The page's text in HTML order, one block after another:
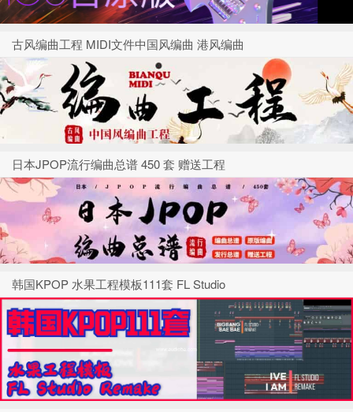
古风编曲工程 MIDI文件中国风编曲 港风编曲
日本JPOP流行编曲总谱 450 套 赠送工程
韩国KPOP 水果工程模板111套 FL Studio